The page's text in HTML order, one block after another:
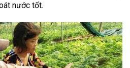
nước tốt.